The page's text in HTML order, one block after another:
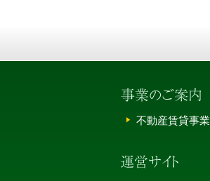
不動産賃貸事業